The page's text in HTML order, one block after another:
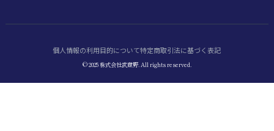
個人情報の利用目的について特定商取引法に基づく表記
© 2025 株式会社武蔵野. All rights reserved.